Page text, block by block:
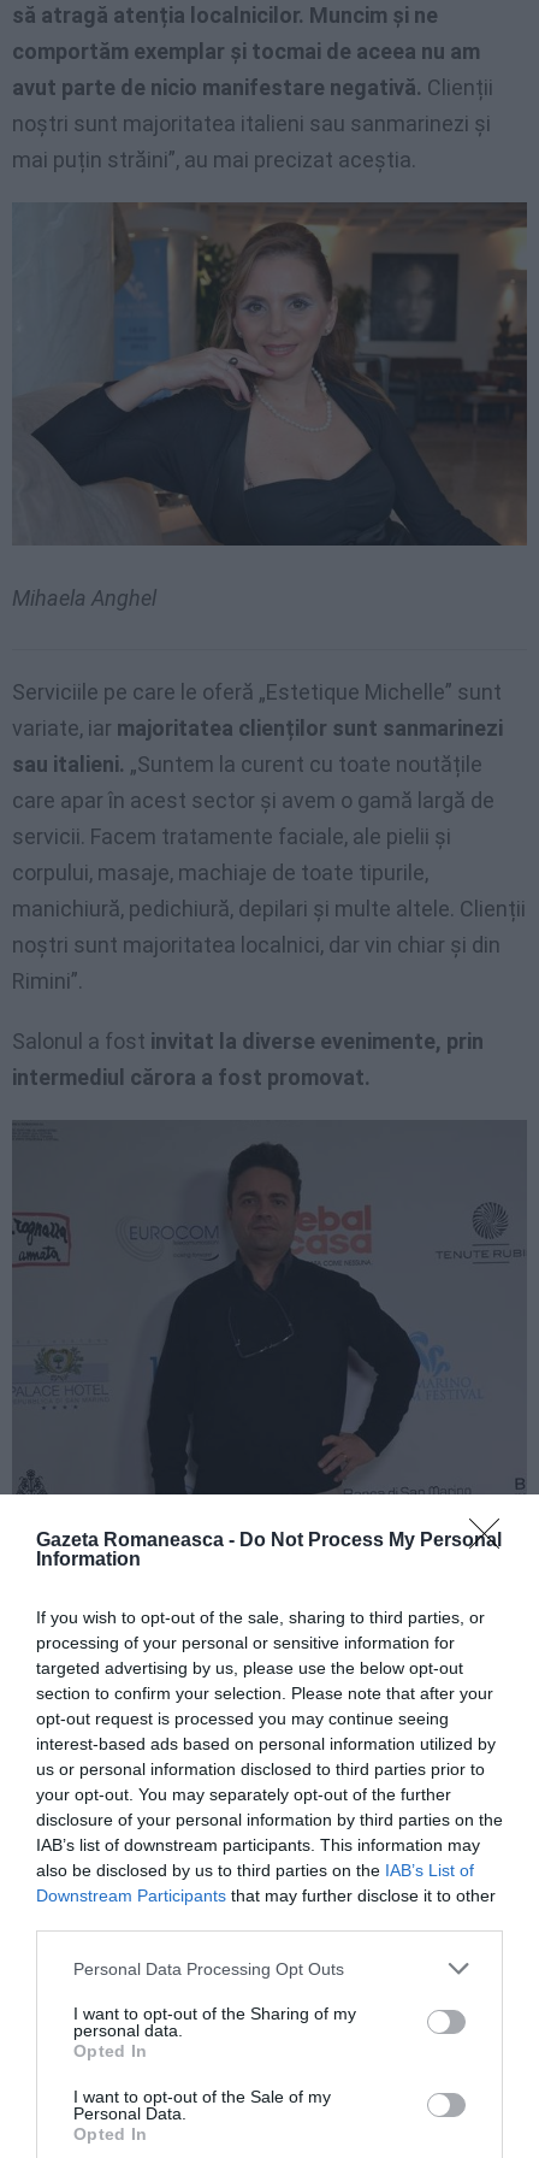
Gazeta Romaneasca - Do Not Process My Personal
Information
If you wish to opt-out of the sale, sharing to third parties, or
processing of your personal or sensitive information for
targeted advertising by us, please use the below opt-out
section to confirm your selection. Please note that after your
opt-out request is processed you may continue seeing
interest-based ads based on personal information utilized by
us or personal information disclosed to third parties prior to
your opt-out. You may separately opt-out of the further
disclosure of your personal information by third parties on the
IAB’s list of downstream participants. This information may
also be disclosed by us to third parties on the IAB’s List of
Downstream Participants that may further disclose it to other
Personal Data Processing Opt Outs
I want to opt-out of the Sharing of my
personal data.
Opted In
I want to opt-out of the Sale of my
Personal Data.
Opted In
să atragă atenția localnicilor. Muncim și ne
comportăm exemplar și tocmai de aceea nu am
avut parte de nicio manifestare negativă. Clienții
noștri sunt majoritatea italieni sau sanmarinezi și
mai puțin străini”, au mai precizat aceștia.
Mihaela Anghel
Serviciile pe care le oferă „Estetique Michelle” sunt
variate, iar majoritatea clienților sunt sanmarinezi
sau italieni. „Suntem la curent cu toate noutățile
care apar în acest sector și avem o gamă largă de
servicii. Facem tratamente faciale, ale pielii și
corpului, masaje, machiaje de toate tipurile,
manichiură, pedichiură, depilari și multe altele. Clienții
noștri sunt majoritatea localnici, dar vin chiar și din
Rimini”.
Salonul a fost invitat la diverse evenimente, prin
intermediul cărora a fost promovat.
Liviu Anghel
Deneuve și Cucinotta
Liviu Anghel ne-a povestit despre
calitate de sponsor și colaborator la cea de-a doua
ediție a Festivalului de Film de la San Marino